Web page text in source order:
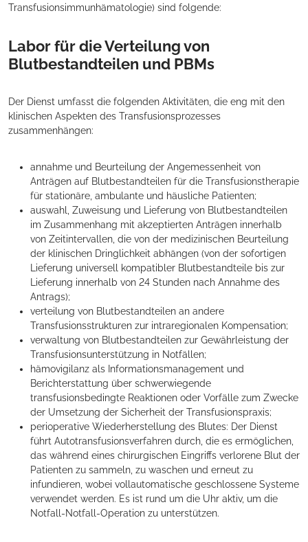
Transfusionsimmunhämatologie) sind folgende:
Labor für die Verteilung von
Blutbestandteilen und PBMs
Der Dienst umfasst die folgenden Aktivitäten, die eng mit den
klinischen Aspekten des Transfusionsprozesses
zusammenhängen:
annahme und Beurteilung der Angemessenheit von
Anträgen auf Blutbestandteilen für die Transfusionstherapie
für stationäre, ambulante und häusliche Patienten;
auswahl, Zuweisung und Lieferung von Blutbestandteilen
im Zusammenhang mit akzeptierten Anträgen innerhalb
von Zeitintervallen, die von der medizinischen Beurteilung
der klinischen Dringlichkeit abhängen (von der sofortigen
Lieferung universell kompatibler Blutbestandteile bis zur
Lieferung innerhalb von 24 Stunden nach Annahme des
Antrags);
verteilung von Blutbestandteilen an andere
Transfusionsstrukturen zur intraregionalen Kompensation;
verwaltung von Blutbestandteilen zur Gewährleistung der
Transfusionsunterstützung in Notfällen;
hämovigilanz als Informationsmanagement und
Berichterstattung über schwerwiegende
transfusionsbedingte Reaktionen oder Vorfälle zum Zwecke
der Umsetzung der Sicherheit der Transfusionspraxis;
perioperative Wiederherstellung des Blutes: Der Dienst
führt Autotransfusionsverfahren durch, die es ermöglichen,
das während eines chirurgischen Eingriffs verlorene Blut der
Patienten zu sammeln, zu waschen und erneut zu
infundieren, wobei vollautomatische geschlossene Systeme
verwendet werden. Es ist rund um die Uhr aktiv, um die
Notfall-Notfall-Operation zu unterstützen.